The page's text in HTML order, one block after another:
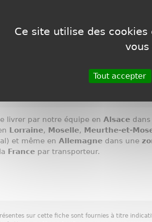
la bille est la meilleure de tous les
mise à niveau : Pour la finition, nous
mois
sont en TTC, hors frais de
livrer par notre équipe en Alsacedans
Lorraine, Moselle, Meurthe-et-
et même en Allemagnedans une
Francepar transporteur.
sur cette fiche sont fournies à titre
Ce site utilise des
Tout accepter